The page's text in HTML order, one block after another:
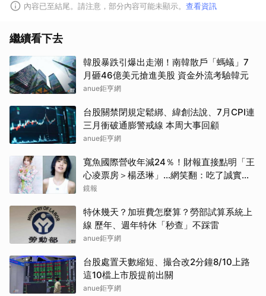
內容已至結尾。請注意，部分內容可能未顯示。 查看資訊
繼續看下去
韓股暴跌引爆出走潮！南韓散戶「螞蟻」7
月砸46億美元搶進美股 資金外流考驗韓元
anue鉅亨網
台股關禁閉規定鬆綁、緯創法說、7月CPI連
三月衝破通膨警戒線 本周大事回顧
anue鉅亨網
寬魚國際營收年減24％！財報直接點明「王
心凌票房＞楊丞琳」…網笑翻：吃了誠實果
實？
鏡報
特休幾天？加班費怎麼算？勞部試算系統上
線 歷年、週年特休「秒查」不踩雷
anue鉅亨網
台股處置天數縮短、撮合改2分鐘8/10上路
這10檔上市股提前出關
anue鉅亨網